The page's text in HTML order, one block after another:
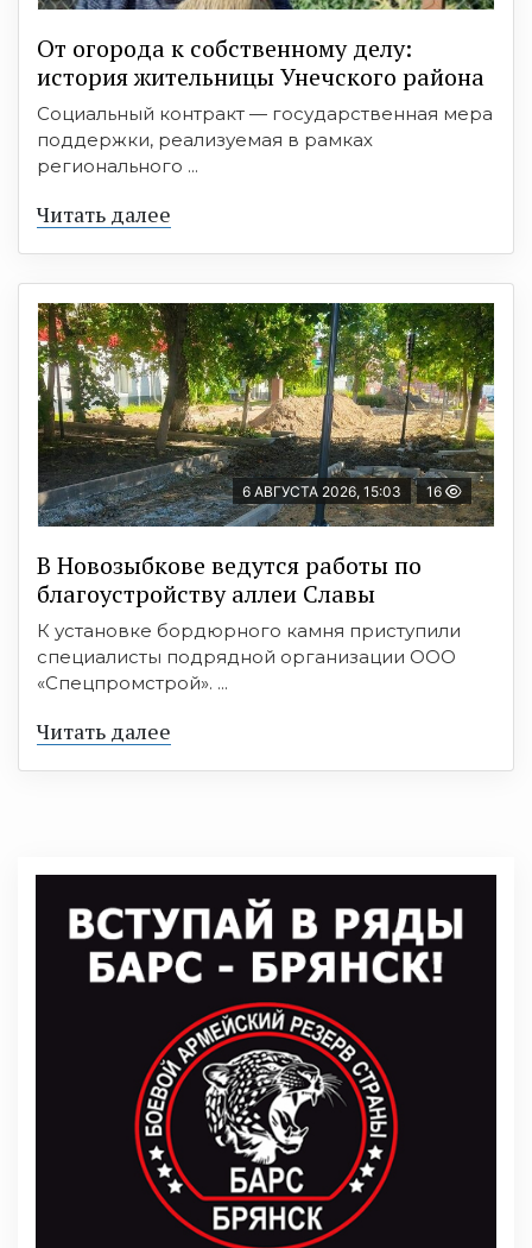
От огорода к собственному делу:
история жительницы Унечского района
Социальный контракт — государственная мера
поддержки, реализуемая в рамках
регионального ...
Читать далее
6 АВГУСТА 2026, 15:03 16
В Новозыбкове ведутся работы по
благоустройству аллеи Славы
К установке бордюрного камня приступили
специалисты подрядной организации ООО
«Спецпромстрой». ...
Читать далее